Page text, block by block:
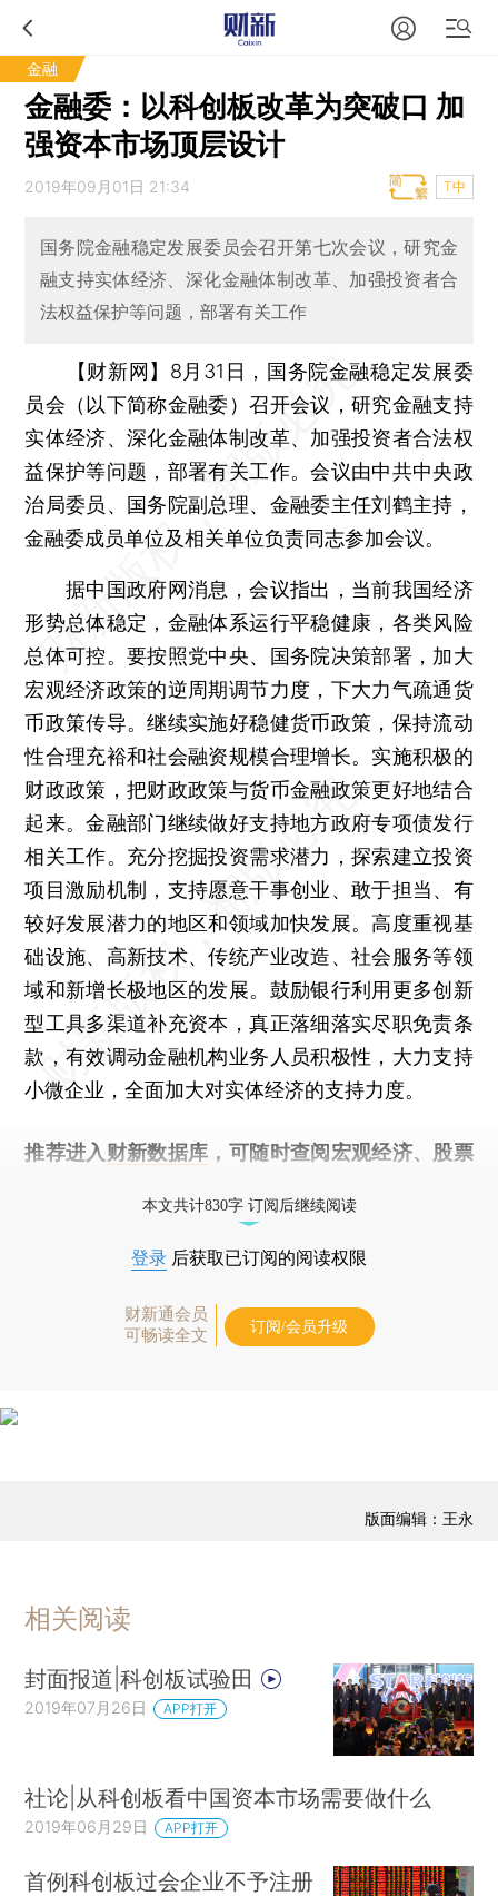
金融
金融委：以科创板改革为突破口 加
强资本市场顶层设计
2019年09月01日 21:34 T中
国务院金融稳定发展委员会召开第七次会议，研究金
融支持实体经济、深化金融体制改革、加强投资者合
法权益保护等问题，部署有关工作
【财新网】 8月31日，国务院金融稳定发展委
员会（以下简称金融委）召开会议，研究金融支持
实体经济、深化金融体制改革、加强投资者合法权
益保护等问题，部署有关工作。会议由中共中央政
治局委员、国务院副总理、金融委主任刘鹤主持，
金融委成员单位及相关单位负责同志参加会议。
据中国政府网消息，会议指出，当前我国经济
形势总体稳定，金融体系运行平稳健康，各类风险
总体可控。要按照党中央、国务院决策部署，加大
宏观经济政策的逆周期调节力度，下大力气疏通货
币政策传导。继续实施好稳健货币政策，保持流动
性合理充裕和社会融资规模合理增长。实施积极的
财政政策，把财政政策与货币金融政策更好地结合
起来。金融部门继续做好支持地方政府专项债发行
相关工作。充分挖掘投资需求潜力，探索建立投资
项目激励机制，支持愿意干事创业、敢于担当、有
较好发展潜力的地区和领域加快发展。高度重视基
础设施、高新技术、传统产业改造、社会服务等领
域和新增长极地区的发展。鼓励银行利用更多创新
型工具多渠道补充资本，真正落细落实尽职免责条
款，有效调动金融机构业务人员积极性，大力支持
小微企业，全面加大对实体经济的支持力度。
推荐进入 财新数据库 ，可随时查阅宏观经济、股票
本文共计830字 订阅后继续阅读
登录 后获取已订阅的阅读权限
财新通会员
可畅读全文
订阅/会员升级
版面编辑：王永
相关阅读
封面报道|科创板试验田
2019年07月26日 APP打开
社论|从科创板看中国资本市场需要做什么
2019年06月29日 APP打开
首例科创板过会企业不予注册